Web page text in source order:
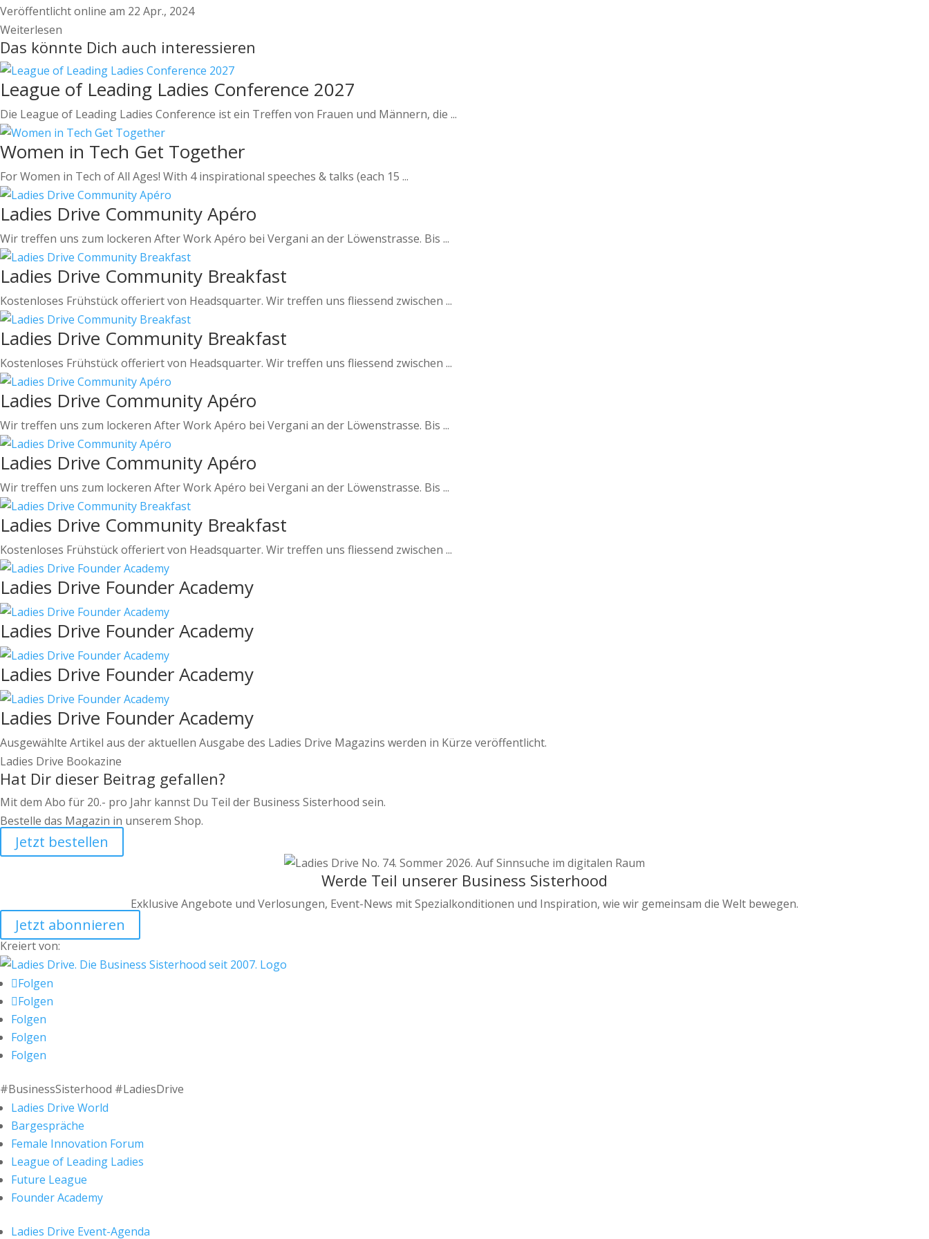
Veröffentlicht online am 22 Apr., 2024
Weiterlesen
Das könnte Dich auch interessieren
League of Leading Ladies Conference 2027
Die League of Leading Ladies Conference ist ein Treffen von Frauen und Männern, die ...
Women in Tech Get Together
​For Women in Tech of All Ages! With 4 inspirational speeches & talks (each 15 ...
Ladies Drive Community Apéro
Wir treffen uns zum lockeren After Work Apéro bei Vergani an der Löwenstrasse. Bis ...
Ladies Drive Community Breakfast
Kostenloses Frühstück offeriert von Headsquarter. Wir treffen uns fliessend zwischen ...
Ladies Drive Community Breakfast
Kostenloses Frühstück offeriert von Headsquarter. Wir treffen uns fliessend zwischen ...
Ladies Drive Community Apéro
Wir treffen uns zum lockeren After Work Apéro bei Vergani an der Löwenstrasse. Bis ...
Ladies Drive Community Apéro
Wir treffen uns zum lockeren After Work Apéro bei Vergani an der Löwenstrasse. Bis ...
Ladies Drive Community Breakfast
Kostenloses Frühstück offeriert von Headsquarter. Wir treffen uns fliessend zwischen ...
Ladies Drive Founder Academy
Ladies Drive Founder Academy
Ladies Drive Founder Academy
Ladies Drive Founder Academy
Ausgewählte Artikel aus der aktuellen Ausgabe des Ladies Drive Magazins werden in Kürze veröffentlicht.
Ladies Drive Bookazine
Hat Dir dieser Beitrag gefallen?
Mit dem Abo für 20.- pro Jahr kannst Du Teil der Business Sisterhood sein.
Bestelle das Magazin in unserem Shop.
Jetzt bestellen
Werde Teil unserer Business Sisterhood
Exklusive Angebote und Verlosungen, Event-News mit Spezialkonditionen und Inspiration, wie wir gemeinsam die Welt bewegen.
Jetzt abonnieren
Kreiert von:
Folgen
Folgen
Folgen
Folgen
Folgen
#BusinessSisterhood #LadiesDrive
Ladies Drive World
Bargespräche
Female Innovation Forum
League of Leading Ladies
Future League
Founder Academy
Ladies Drive Event-Agenda